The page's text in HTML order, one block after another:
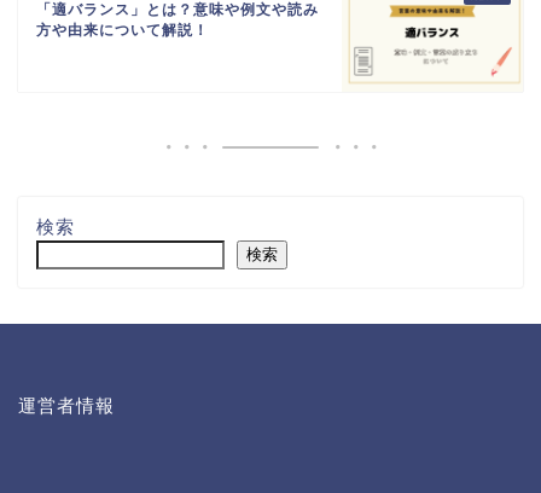
「適バランス」とは？意味や例文や読み
方や由来について解説！
検索
検索
運営者情報